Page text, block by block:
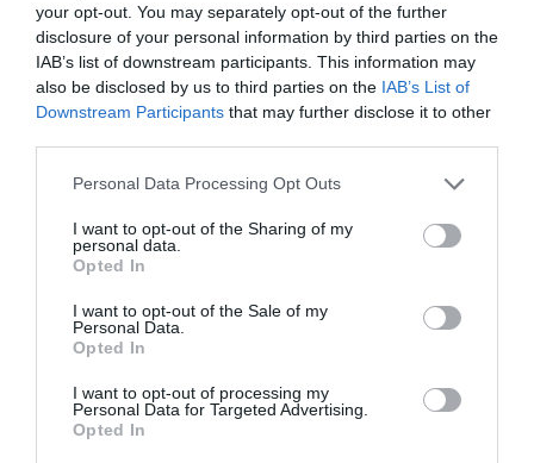
your opt-out. You may separately opt-out of the further
disclosure of your personal information by third parties on the
IAB’s list of downstream participants. This information may
also be disclosed by us to third parties on the IAB’s List of
Downstream Participants that may further disclose it to other
Personal Data Processing Opt Outs
I want to opt-out of the Sharing of my
personal data.
Opted In
I want to opt-out of the Sale of my
Personal Data.
Opted In
I want to opt-out of processing my
Personal Data for Targeted Advertising.
Opted In
25/3 NYA BOLAG
Trålen 24 AB registrerat
NYA BOLAG
23°C
02:00
23°C 23°C 23°C 23°C